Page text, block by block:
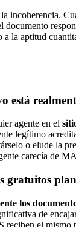
incoherencia.
documento
la aptitud
está
agente en el
legítimo
o elude la
carecía de
gratuitos
los
de
reciben el